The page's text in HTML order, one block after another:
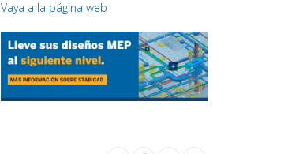
Vaya a la página web